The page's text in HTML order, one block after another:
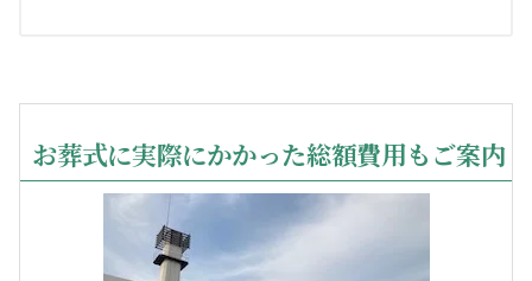
お葬式に実際にかかった総額費用もご案内